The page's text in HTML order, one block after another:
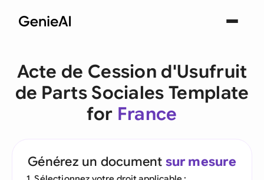
Acte de Cession d'Usufruit
de Parts Sociales Template
for France
Générez un document sur mesure